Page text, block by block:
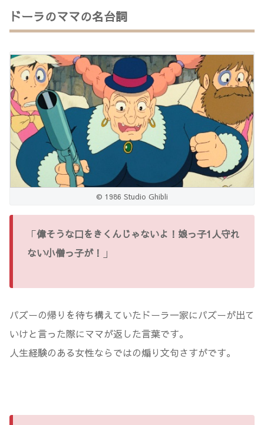
ドーラのママの名台詞
© 1986 Studio Ghibli
「偉そうな口をきくんじゃないよ！娘っ子1人守れ
ない小僧っ子が！ 」
パズーの帰りを待ち構えていたドーラ一家にパズーが出て
いけと言った際にママが返した言葉です。
人生経験のある女性ならではの煽り文句さすがです。